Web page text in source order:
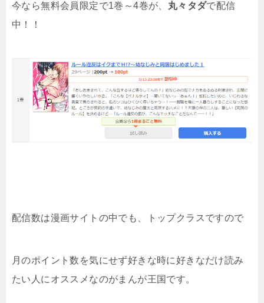
今なら無料会員限定で1巻～4巻が、 丸々タダで配信
中！！
配信数は漫画サイトの中でも、トップクラスですので
月のポイント数を気にせず好きな時に好きなだけ読み
たい人にオススメなのがまんが王国です。